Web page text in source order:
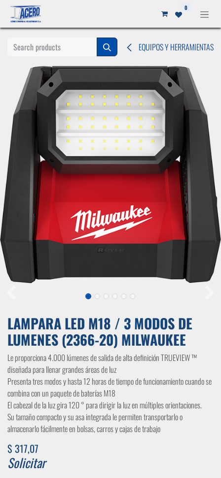
Ir al contenido 0
EQUIPOS Y HERRAMIENTAS
LAMPARA LED M18 / 3 MODOS DE
LUMENES (2366-20) MILWAUKEE
Le proporciona 4.000 lúmenes de salida de alta definición TRUEVIEW ™
diseñada para llenar grandes áreas de luz
Presenta tres modos y hasta 12 horas de tiempo de funcionamiento cuando se
combina con un paquete de baterías M18
El cabezal de la luz gira 120 ° para dirigir la luz en múltiples orientaciones.
Su tamaño compacto y su asa integrada le permiten transportarlo o
almacenarlo fácilmente en bolsas, carros y cajas de trabajo
$ 317,07
Solicitar